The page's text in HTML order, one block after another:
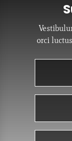
orci